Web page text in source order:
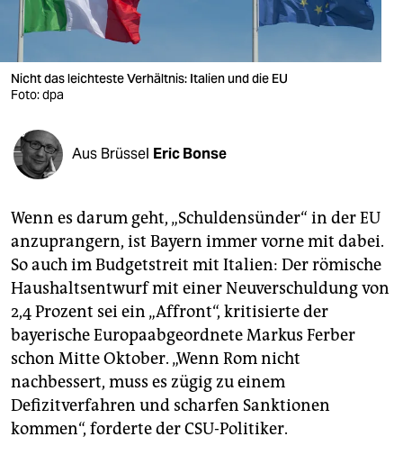
verlag
verlag
veranstaltungen
shop
fragen & hilfe
unterstützen
abo
genossenschaft
epaper login
Nicht das leichteste Verhältnis: Italien und die EU
Foto: dpa
Aus Brüssel Eric Bonse
Wenn es darum geht, „Schuldensünder“ in der EU
anzuprangern, ist Bayern immer vorne mit dabei.
So auch im Budgetstreit mit Italien: Der römische
Haushaltsentwurf mit einer Neuverschuldung von
2,4 Prozent sei ein „Affront“, kritisierte der
bayerische Europaabgeordnete Markus Ferber
schon Mitte Oktober. „Wenn Rom nicht
nachbessert, muss es zügig zu einem
Defizitverfahren und scharfen Sanktionen
kommen“, forderte der CSU-Politiker.